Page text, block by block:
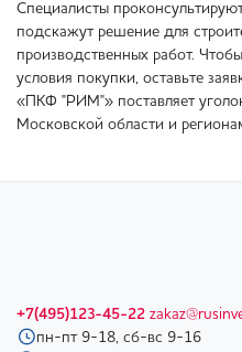
Специалисты
подскажут решение для
производственных работ.
условия покупки, оставьте
«ПКФ "РИМ"» поставляет
Московской области и
+7(495)123-45-22
пн-пт 9-18, сб-вс 9-16